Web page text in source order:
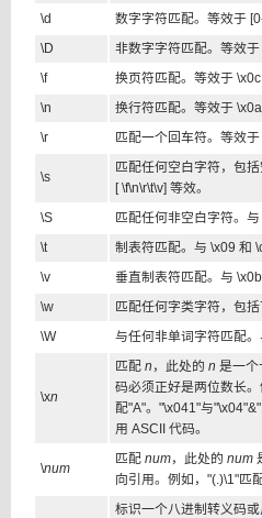
\d
数字字符匹配。等效于 [0-
\D
非数字字符匹配。等效于
\f
换页符匹配。等效于 \x0c
\n
换行符匹配。等效于 \x0a
\r
匹配一个回车符。等效于
\s
匹配任何空白字符，包
[ \f\n\r\t\v] 等效。
\S
匹配任何非空白字符。与
\t
制表符匹配。与 \x09 和
\v
垂直制表符匹配。与 \x0b
\w
匹配任何字类字符，包
\W
与任何非单词字符匹配。
\xn
匹配 n ，此处的 n 是一个
码必须正好是两位数长
配"A"。"\x041"与
用 ASCII 代码。
\num
匹配 num，此处的 num
向引用。例如，"(.)\1"匹
标识一个八进制转义码